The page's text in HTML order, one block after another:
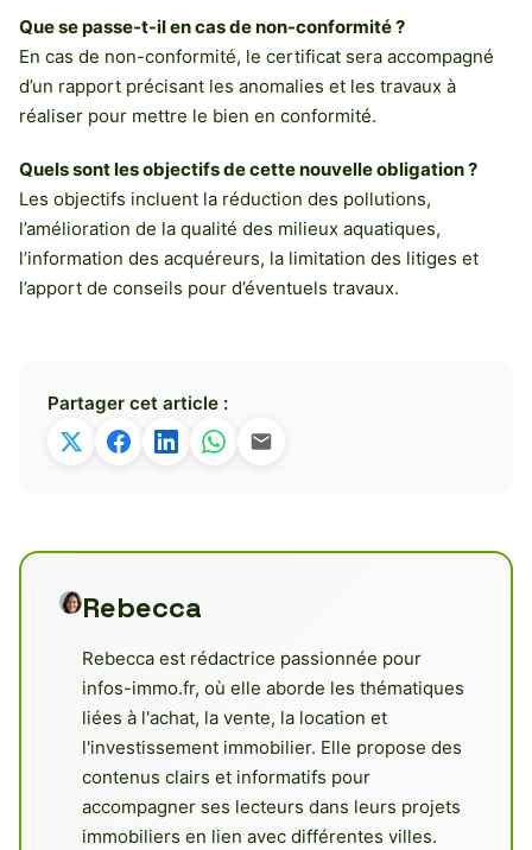
Que se passe-t-il en cas de non-conformité ?
En cas de non-conformité, le certificat sera accompagné
d’un rapport précisant les anomalies et les travaux à
réaliser pour mettre le bien en conformité.
Quels sont les objectifs de cette nouvelle obligation ?
Les objectifs incluent la réduction des pollutions,
l’amélioration de la qualité des milieux aquatiques,
l’information des acquéreurs, la limitation des litiges et
l’apport de conseils pour d’éventuels travaux.
Partager cet article :
Rebecca
Rebecca est rédactrice passionnée pour
infos-immo.fr, où elle aborde les thématiques
liées à l'achat, la vente, la location et
l'investissement immobilier. Elle propose des
contenus clairs et informatifs pour
accompagner ses lecteurs dans leurs projets
immobiliers en lien avec différentes villes.